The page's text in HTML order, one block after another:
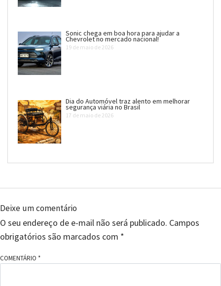
Sonic chega em boa hora para ajudar a
Chevrolet no mercado nacional!
19 de maio de 2026
Dia do Automóvel traz alento em melhorar
segurança viária no Brasil
17 de maio de 2026
Deixe um comentário
O seu endereço de e-mail não será publicado. Campos
obrigatórios são marcados com *
COMENTÁRIO *